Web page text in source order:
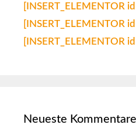
[INSERT_ELEMENTOR
[INSERT_ELEMENTOR
[INSERT_ELEMENTOR
Neueste Kommentare